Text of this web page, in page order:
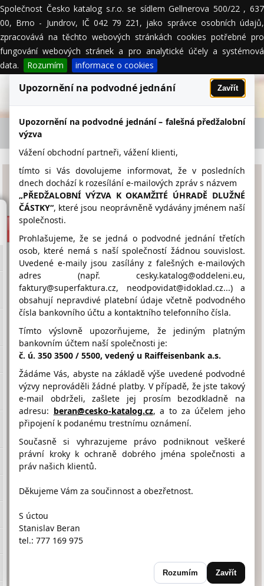
Společnost Česko katalog s.r.o. se sídlem Gellnerova 500/22 , 637
00, Brno - Jundrov, IČ 042 79 221, jako správce osobních údajů,
zpracovává na těchto webových stránkách cookies potřebné pro
fungování webových stránek a pro analytické účely a systémová
data.
Rozumím informace o cookies
MENU
KOMÍN JAN - firemní detail
KOMÍN JAN
www.kotce.com
605 266 677
kotce@email.cz
Hodnocení firmy KOMÍN JAN od
návštěvníků
Firma doposud nasbírala:
0 Bodů
1 Bod 2 Body 3 Body
Umístění KOMÍN JAN na Google maps
Upozornění na podvodné jednání Zavřít
Upozornění na podvodné jednání – falešná předžalobní
výzva
Vážení obchodní partneři, vážení klienti,
tímto si Vás dovolujeme informovat, že v posledních
dnech dochází k rozesílání e-mailových zpráv s názvem
„PŘEDŽALOBNÍ VÝZVA K OKAMŽITÉ ÚHRADĚ DLUŽNÉ
ČÁSTKY“, které jsou neoprávněně vydávány jménem naší
společnosti.
Prohlašujeme, že se jedná o podvodné jednání třetích
osob, které nemá s naší společností žádnou souvislost.
Uvedené e-maily jsou zasílány z falešných e-mailových
adres (např. cesky.katalog@oddeleni.eu,
faktury@superfaktura.cz, neodpovidat@idoklad.cz...) a
obsahují nepravdivé platební údaje včetně podvodného
čísla bankovního účtu a kontaktního telefonního čísla.
Tímto výslovně upozorňujeme, že jediným platným
bankovním účtem naší společnosti je:
č. ú. 350 3500 / 5500, vedený u Raiffeisenbank a.s.
Žádáme Vás, abyste na základě výše uvedené podvodné
výzvy neprováděli žádné platby. V případě, že jste takový
e-mail obdrželi, zašlete jej prosím bezodkladně na
adresu: beran@cesko-katalog.cz, a to za účelem jeho
připojení k podanému trestnímu oznámení.
Současně si vyhrazujeme právo podniknout veškeré
právní kroky k ochraně dobrého jména společnosti a
práv našich klientů.
Děkujeme Vám za součinnost a obezřetnost.
S úctou
Stanislav Beran
tel.: 777 169 975
Rozumím Zavřít